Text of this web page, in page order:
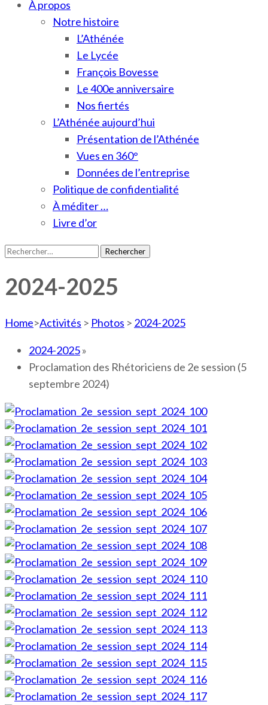
À propos
Notre histoire
L’Athénée
Le Lycée
François Bovesse
Le 400e anniversaire
Nos fiertés
L’Athénée aujourd’hui
Présentation de l’Athénée
Vues en 360°
Données de l’entreprise
Politique de confidentialité
À méditer …
Livre d’or
Rechercher :
2024-2025
Home>Activités > Photos > 2024-2025
2024-2025»
Proclamation des Rhétoriciens de 2e session (5
septembre 2024)